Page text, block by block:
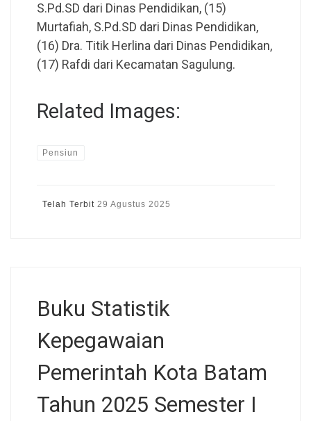
S.Pd.SD dari Dinas Pendidikan, (15)
Murtafiah, S.Pd.SD dari Dinas Pendidikan,
(16) Dra. Titik Herlina dari Dinas Pendidikan,
(17) Rafdi dari Kecamatan Sagulung.
Related Images:
Pensiun
Telah Terbit 29 Agustus 2025
Buku Statistik
Kepegawaian
Pemerintah Kota Batam
Tahun 2025 Semester I